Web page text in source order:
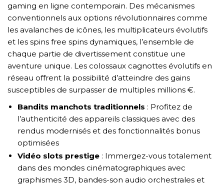
gaming en ligne contemporain. Des mécanismes
conventionnels aux options révolutionnaires comme
les avalanches de icônes, les multiplicateurs évolutifs
et les spins free spins dynamiques, l’ensemble de
chaque partie de divertissement constitue une
aventure unique. Les colossaux cagnottes évolutifs en
réseau offrent la possibilité d’atteindre des gains
susceptibles de surpasser de multiples millions €.
Bandits manchots traditionnels : Profitez de
l’authenticité des appareils classiques avec des
rendus modernisés et des fonctionnalités bonus
optimisées
Vidéo slots prestige : Immergez-vous totalement
dans des mondes cinématographiques avec
graphismes 3D, bandes-son audio orchestrales et